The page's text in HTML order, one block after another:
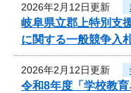
2026年2月12日更新
岐阜県立郡上特別支
に関する一般競争入
2026年2月12日更新
令和8年度「学校教